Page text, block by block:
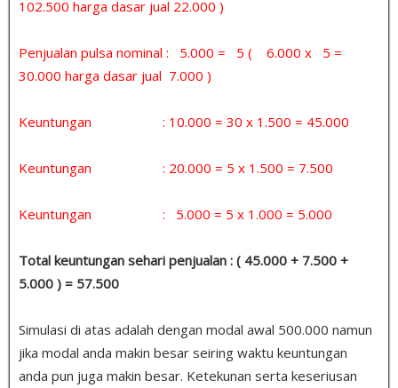
102.500 harga dasar jual 22.000 )
Penjualan pulsa nominal : 5.000 = 5 ( 6.000 x 5 =
30.000 harga dasar jual 7.000 )
Keuntungan : 10.000 = 30 x 1.500 = 45.000
Keuntungan : 20.000 = 5 x 1.500 = 7.500
Keuntungan : 5.000 = 5 x 1.000 = 5.000
Total keuntungan sehari penjualan : ( 45.000 + 7.500 +
5.000 ) = 57.500
Simulasi di atas adalah dengan modal awal 500.000 namun
jika modal anda makin besar seiring waktu keuntungan
anda pun juga makin besar. Ketekunan serta keseriusan